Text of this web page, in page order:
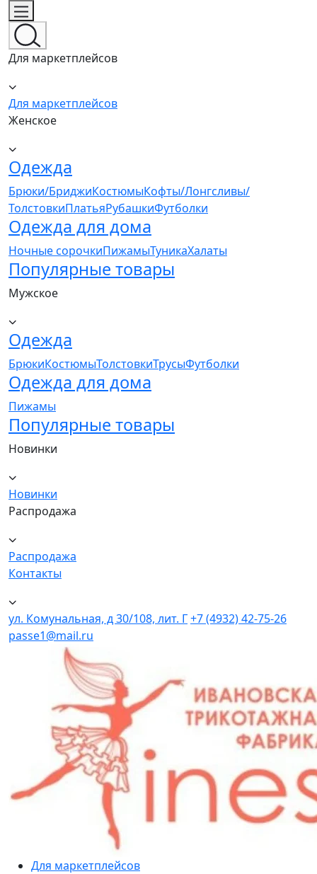
Для маркетплейсов
Для маркетплейсов
Женское
Одежда
Брюки/БриджиКостюмыКофты/Лонгсливы/
ТолстовкиПлатьяРубашкиФутболки
Одежда для дома
Ночные сорочкиПижамыТуникаХалаты
Популярные товары
Мужское
Одежда
БрюкиКостюмыТолстовкиТрусыФутболки
Одежда для дома
Пижамы
Популярные товары
Новинки
Новинки
Распродажа
Распродажа
Контакты
ул. Комунальная, д 30/108, лит. Г+7 (4932) 42-75-26
passe1@mail.ru
Для маркетплейсов